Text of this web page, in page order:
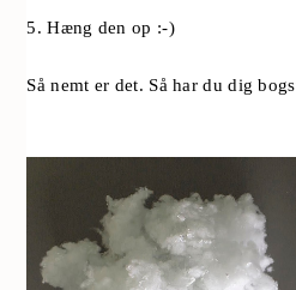
5. Hæng den op :-)
Så nemt er det. Så har du dig